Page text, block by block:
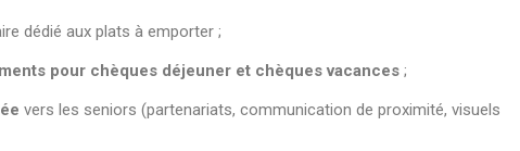
dédié aux plats à emporter ;
pour chèques déjeuner et chèques vacances ;
vers les seniors (partenariats, communication de proximité, visuels